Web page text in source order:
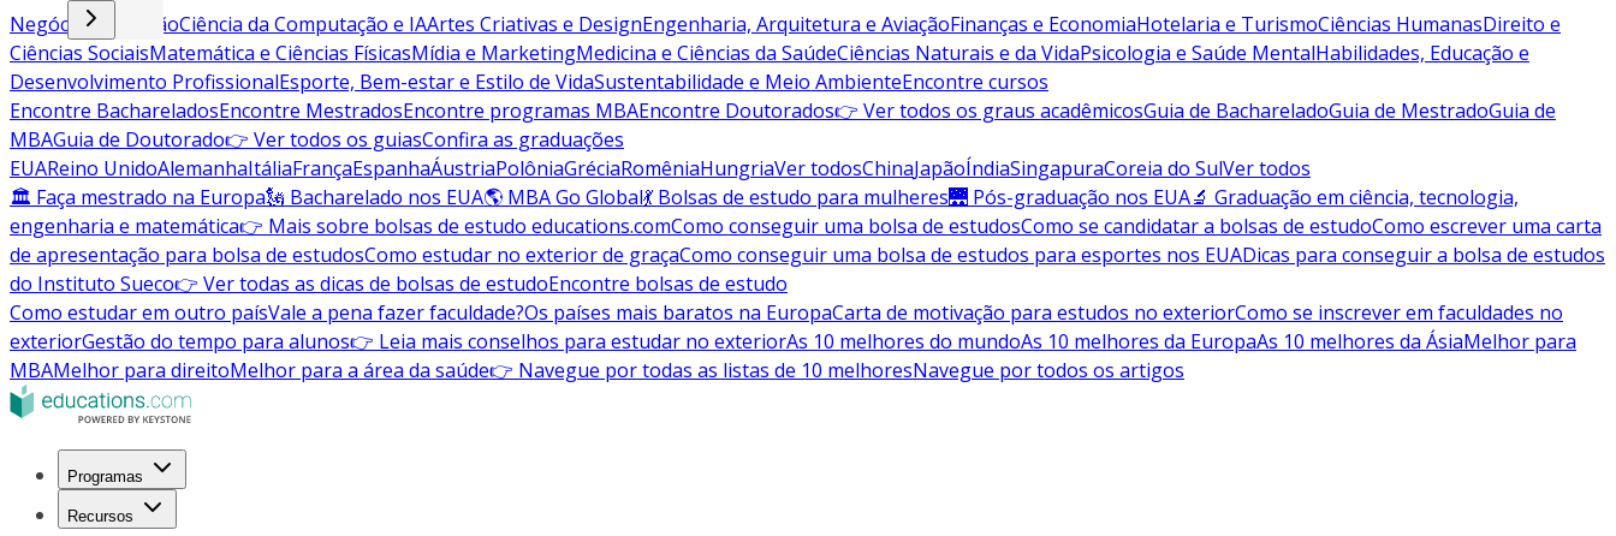
Negócios e GestãoCiência da Computação e IAArtes Criativas e DesignEngenharia, Arquitetura e AviaçãoFinanças e EconomiaHotelaria e TurismoCiências HumanasDireito e
Ciências SociaisMatemática e Ciências FísicasMídia e MarketingMedicina e Ciências da SaúdeCiências Naturais e da VidaPsicologia e Saúde MentalHabilidades, Educação e
Desenvolvimento ProfissionalEsporte, Bem-estar e Estilo de VidaSustentabilidade e Meio AmbienteEncontre cursos
Encontre BachareladosEncontre MestradosEncontre programas MBAEncontre Doutorados👉 Ver todos os graus acadêmicosGuia de BachareladoGuia de MestradoGuia de
MBAGuia de Doutorado👉 Ver todos os guiasConfira as graduações
EUAReino UnidoAlemanhaItáliaFrançaEspanhaÁustriaPolôniaGréciaRomêniaHungriaVer todosChinaJapãoÍndiaSingapuraCoreia do SulVer todos
🏛 Faça mestrado na Europa🗽 Bacharelado nos EUA🌎 MBA Go Global💃 Bolsas de estudo para mulheres🌉 Pós-graduação nos EUA🔬 Graduação em ciência, tecnologia,
engenharia e matemática👉 Mais sobre bolsas de estudo educations.comComo conseguir uma bolsa de estudosComo se candidatar a bolsas de estudoComo escrever uma carta
de apresentação para bolsa de estudosComo estudar no exterior de graçaComo conseguir uma bolsa de estudos para esportes nos EUADicas para conseguir a bolsa de estudos
do Instituto Sueco👉 Ver todas as dicas de bolsas de estudoEncontre bolsas de estudo
Como estudar em outro paísVale a pena fazer faculdade?Os países mais baratos na EuropaCarta de motivação para estudos no exteriorComo se inscrever em faculdades no
exteriorGestão do tempo para alunos👉 Leia mais conselhos para estudar no exteriorAs 10 melhores do mundoAs 10 melhores da EuropaAs 10 melhores da ÁsiaMelhor para
MBAMelhor para direitoMelhor para a área da saúde👉 Navegue por todas as listas de 10 melhoresNavegue por todos os artigos
Programas
Recursos